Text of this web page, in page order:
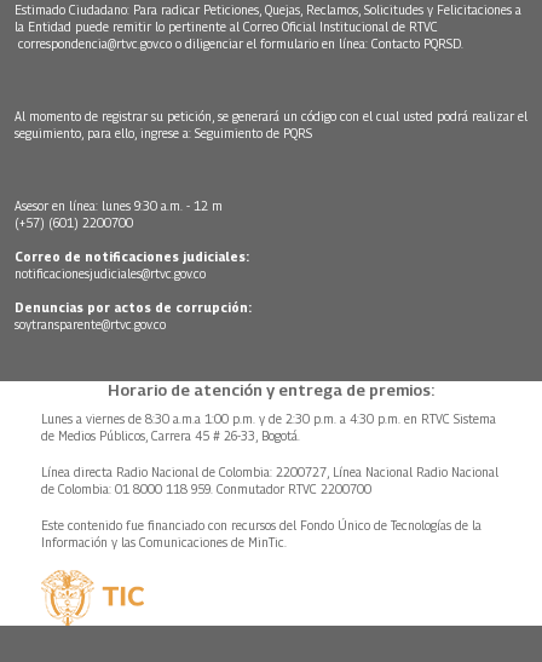
Estimado Ciudadano: Para radicar Peticiones, Quejas, Reclamos, Solicitudes y Felicitaciones a
la Entidad puede remitir lo pertinente al Correo Oficial Institucional de RTVC
correspondencia@rtvc.gov.co o diligenciar el formulario en línea: Contacto PQRSD.
Al momento de registrar su petición, se generará un código con el cual usted podrá realizar el
seguimiento, para ello, ingrese a: Seguimiento de PQRS
Asesor en línea: lunes 9:30 a.m. - 12 m
(+57) (601) 2200700
Correo de notificaciones judiciales:
notificacionesjudiciales@rtvc.gov.co
Denuncias por actos de corrupción:
soytransparente@rtvc.gov.co
Horario de atención y entrega de premios:
Lunes a viernes de 8:30 a.m.a 1:00 p.m. y de 2:30 p.m. a 4:30 p.m. en RTVC Sistema
de Medios Públicos, Carrera 45 # 26-33, Bogotá.
Línea directa Radio Nacional de Colombia: 2200727, Línea Nacional Radio Nacional
de Colombia: 01 8000 118 959. Conmutador RTVC 2200700
Este contenido fue financiado con recursos del Fondo Único de Tecnologías de la
Información y las Comunicaciones de MinTic.